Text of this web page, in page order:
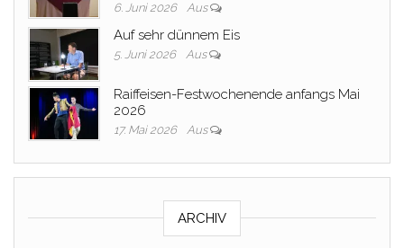
6. Juni 2026 Aus
Auf sehr dünnem Eis
5. Juni 2026 Aus
Raiffeisen-Festwochenende anfangs Mai
2026
17. Mai 2026 Aus
ARCHIV